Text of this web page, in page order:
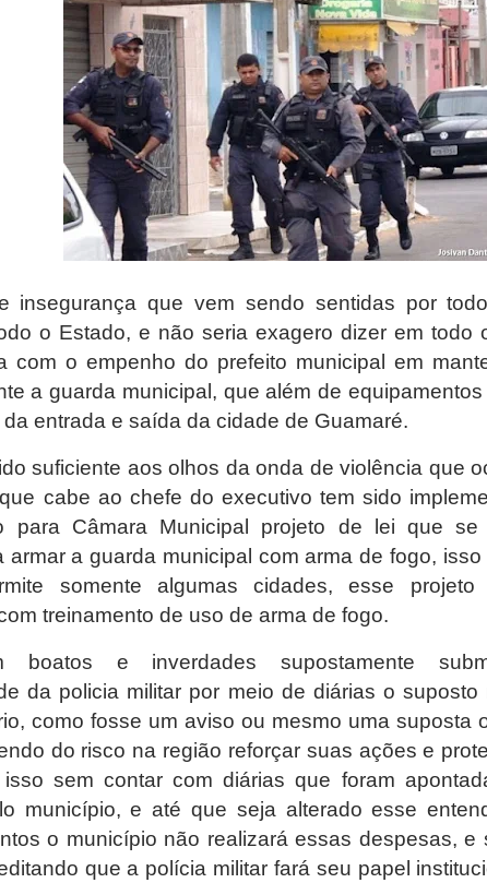
insegurança que vem sendo sentidas por
o Estado, e não seria exagero dizer em todo
com o empenho do prefeito municipal em
a guarda municipal, que além de
entrada e saída da cidade de Guamaré.
suficiente aos olhos da onda de violência que
cabe ao chefe do executivo tem sido
para Câmara Municipal projeto de lei que
armar a guarda municipal com arma de fogo,
somente algumas cidades, esse
treinamento de uso de arma de fogo.
boatos e inverdades supostamente
da policia militar por meio de diárias o
como fosse um aviso ou mesmo uma suposta
do risco na região reforçar suas ações e
sem contar com diárias que foram
município, e até que seja alterado esse
o município não realizará essas despesas, e
que a polícia militar fará seu papel